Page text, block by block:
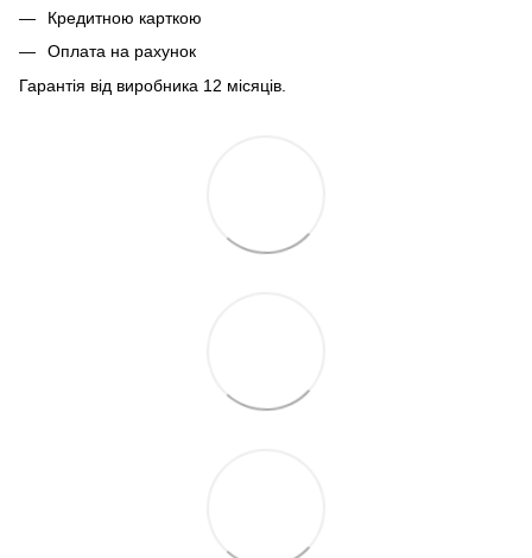
Кредитною карткою
Оплата на рахунок
Гарантія від виробника 12 місяців.